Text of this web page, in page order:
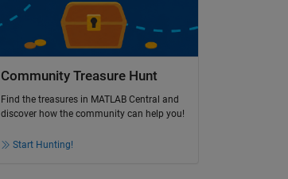
Community Treasure Hunt
Find the treasures in MATLAB Central and
discover how the community can help you!
Start Hunting!